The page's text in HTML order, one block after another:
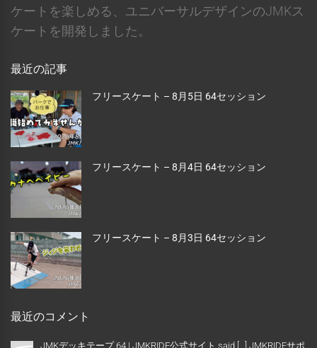
ケートを楽しめる、ユニバーサルデザインのJMKス
ケートを開発しました。
最近の記事
フリースケート – 8月5日 64セッション
フリースケート – 8月4日 64セッション
フリースケート – 8月3日 64セッション
最近のコメント
JMKデッキテープ 64 | JMKRIDE公式サイト said […] JMKRIDEサポ